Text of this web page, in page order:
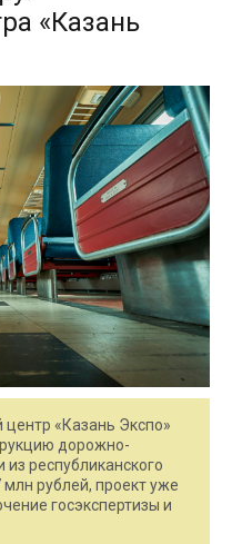
«Казань
«Казань Экспо»
дорожно-
из республиканского
рублей, проект уже
госэкспертизы и